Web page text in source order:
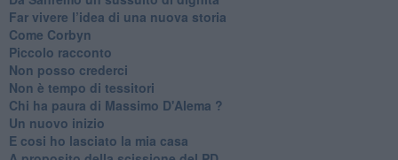
Far vivere l’idea di una nuova storia
Come Corbyn
Piccolo racconto
Non posso crederci
Non è tempo di tessitori
Chi ha paura di Massimo D'Alema ?
Un nuovo inizio
​E cosi ho lasciato la mia casa